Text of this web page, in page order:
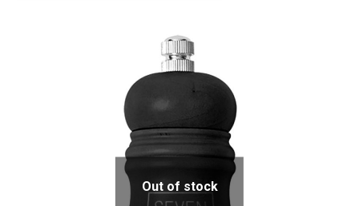
Out of stock